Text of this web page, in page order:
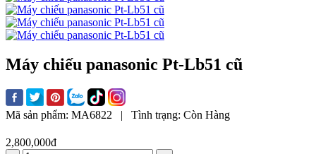
Máy chiếu panasonic Pt-Lb51 cũ
Mã sản phẩm: MA6822 | Tình trạng: Còn Hàng
2,800,000đ